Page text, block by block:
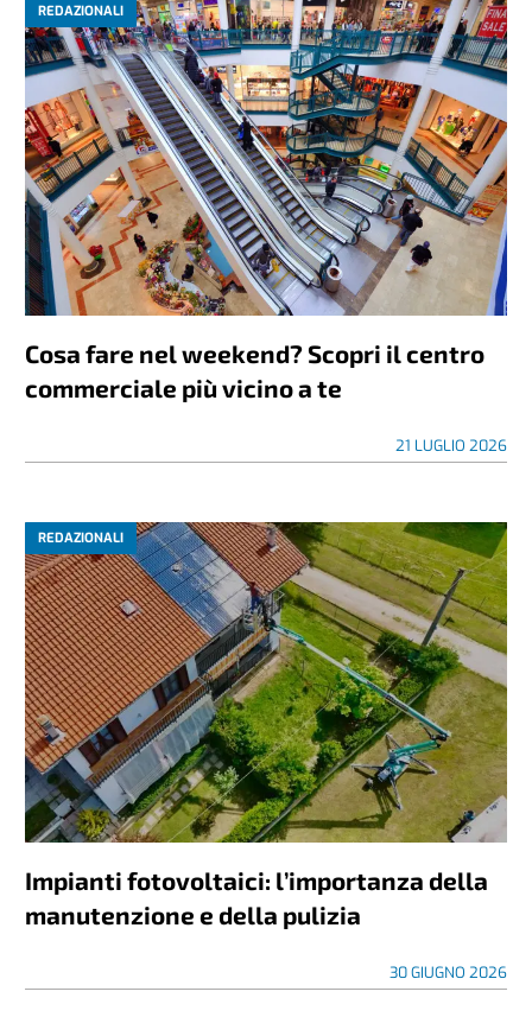
REDAZIONALI
Cosa fare nel weekend? Scopri il centro
commerciale più vicino a te
21 LUGLIO 2026
REDAZIONALI
Impianti fotovoltaici: l’importanza della
manutenzione e della pulizia
30 GIUGNO 2026